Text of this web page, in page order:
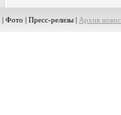
| Фото | Пресс-релизы | Архив